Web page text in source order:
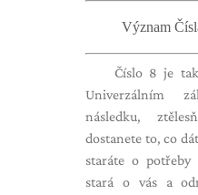
Význam
Číslo 8 je
Univerzálním
následku,
dostanete to, co
staráte o potřeby
stará o vás a